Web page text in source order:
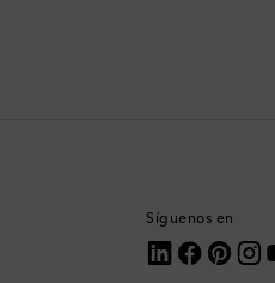
Síguenos en
Dinamarca
Dominica